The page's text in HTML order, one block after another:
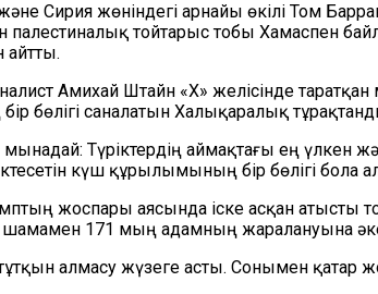
Сирия жөніндегі арнайы өкілі Том
палестиналық тойтарыс тобы Хамаспен
айтты.
Амихай Штайн «X» желісінде
бір бөлігі саналатын Халықаралық
Түріктердің аймақтағы ең үлкен
күш құрылымының бір бөлігі бола
жоспары аясында іске асқан атысты
шамамен 171 мың адамның жаралануына
тұтқын алмасу жүзеге асты. Сонымен